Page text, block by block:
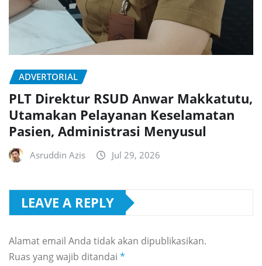
ADVERTORIAL
PLT Direktur RSUD Anwar Makkatutu,
Utamakan Pelayanan Keselamatan
Pasien, Administrasi Menyusul
Asruddin Azis Jul 29, 2026
LEAVE A REPLY
Alamat email Anda tidak akan dipublikasikan.
Ruas yang wajib ditandai *